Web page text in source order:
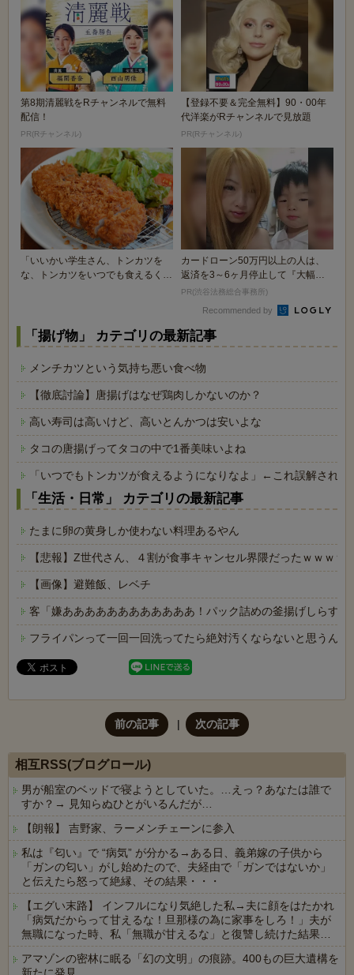
第8期清麗戦をRチャンネルで無料
配信！
PR(Rチャンネル)
【登録不要＆完全無料】90・00年
代洋楽がRチャンネルで見放題
PR(Rチャンネル)
「いいかい学生さん、トンカツを
な、トンカツをいつでも食えるくら
カードローン50万円以上の人は、
返済を3～6ヶ月停止して『大幅に
減額してから返済...
PR(渋谷法務総合事務所)
Recommended by
「揚げ物」 カテゴリの最新記事
メンチカツという気持ち悪い食べ物
【徹底討論】唐揚げはなぜ鶏肉しかないのか？
高い寿司は高いけど、高いとんかつは安いよな
タコの唐揚げってタコの中で1番美味いよね
「いつでもトンカツが食えるようになりなよ」←これ誤解されて
「生活・日常」 カテゴリの最新記事
たまに卵の黄身しか使わない料理あるやん
【悲報】Z世代さん、４割が食事キャンセル界隈だったｗｗｗｗ
【画像】避難飯、レベチ
客「嫌ああああああああああああ！パック詰めの釜揚げしらす
フライパンって一回一回洗ってたら絶対汚くならないと思うんや
前の記事 次の記事
相互RSS(ブログロール)
男が船室のベッドで寝ようとしていた。…えっ？あなたは誰で
すか？→ 見知らぬひとがいるんだが…
【朗報】 吉野家、ラーメンチェーンに参入
私は『匂い』で “病気” が分かる→ある日、義弟嫁の子供から
「ガンの匂い」がし始めたので、夫経由で「ガンではないか」
と伝えたら怒って絶縁、その結果・・・
【エグい末路】 インフルになり気絶した私→夫に顔をはたかれ
「病気だからって甘えるな！旦那様の為に家事をしろ！」夫が
無職になった時、私「無職が甘えるな」と復讐し続けた結果…
アマゾンの密林に眠る「幻の文明」の痕跡。400もの巨大遺構を
新たに発見